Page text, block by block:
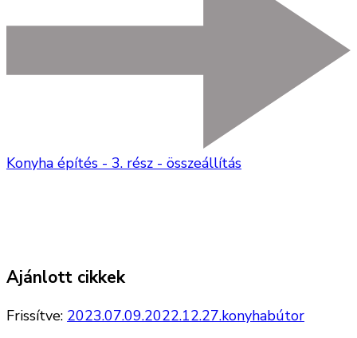
Konyha építés - 3. rész - összeállítás
Ajánlott cikkek
Frissítve: 2023.07.09.2022.12.27.konyhabútor